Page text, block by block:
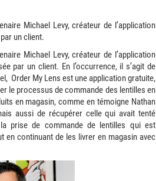
Michael Levy, créateur de l’application
un client.
Michael Levy, créateur de l’application
par un client. En l’occurrence, il s’agit de
Order My Lens est une application gratuite,
le processus de commande des lentilles en
en magasin, comme en témoigne Nathan
aussi de récupérer celle qui avait tenté
prise de commande de lentilles qui est
continuant de les livrer en magasin avec